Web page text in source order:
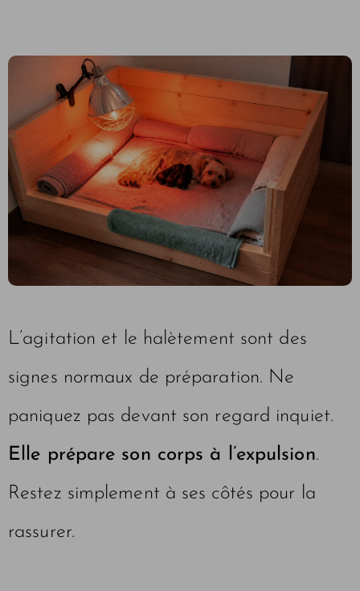
L’agitation et le halètement sont des
signes normaux de préparation. Ne
paniquez pas devant son regard inquiet.
Elle prépare son corps à l’expulsion.
Restez simplement à ses côtés pour la
rassurer.